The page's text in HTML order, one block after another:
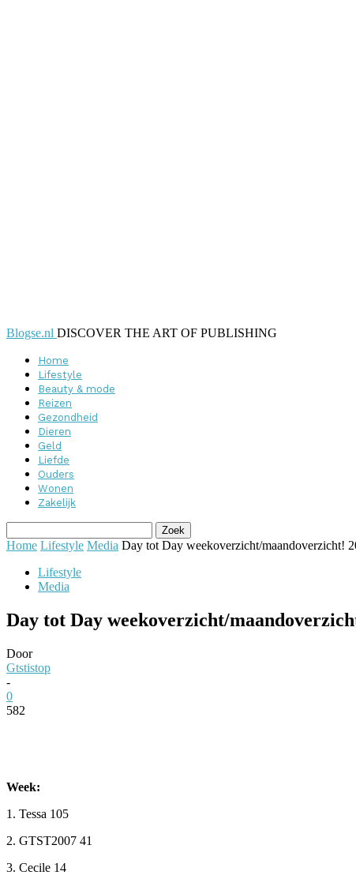
Blogse.nl DISCOVER THE ART OF PUBLISHING
Home
Lifestyle
Beauty & mode
Reizen
Gezondheid
Dieren
Geld
Liefde
Ouders
Wonen
Zakelijk
Home Lifestyle Media Day tot Day weekoverzicht/maandoverzicht!
Lifestyle
Media
Day tot Day weekoverzicht/
Door
Gtstistop
-
0
582
Week:
1. Tessa 105
2. GTST2007 41
3. Cecile 14